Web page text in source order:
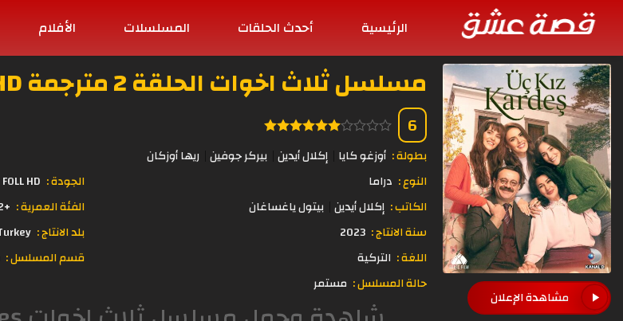
الرئيسية أحدث الحلقات المسلسلات الأفلام
مشاهدة الإعلان
مسلسل ثلاث اخوات الحلقة 2 مترجمة HD
6
بطولة : أوزغو كايا إكلال أيدين بيركر جوفين ريها أوزكان
النوع : دراما الجودة : FOLL HD
الكاتب : إكلال أيدين بيتول ياغساغان الفئة العمرية : +12
سنة الانتاج : 2023 بلد الانتاج :
اللغة : التركية قسم المسلسل :
حالة المسلسل : مستمر